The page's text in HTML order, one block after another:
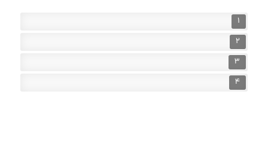
1
2
3
4